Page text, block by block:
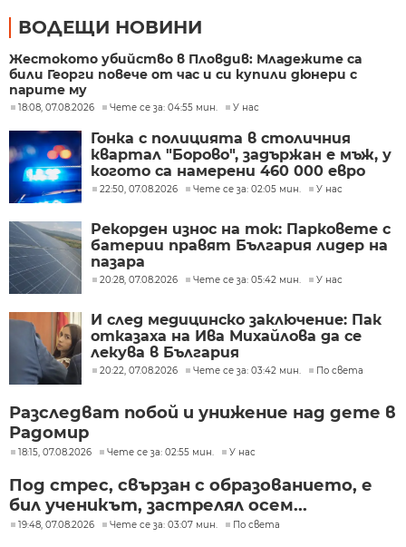
ВОДЕЩИ НОВИНИ
Жестокото убийство в Пловдив: Младежите са
били Георги повече от час и си купили дюнери с
парите му
18:08, 07.08.2026 Чете се за: 04:55 мин. У нас
Гонка с полицията в столичния
квартал "Борово", задържан е мъж, у
когото са намерени 460 000 евро
22:50, 07.08.2026 Чете се за: 02:05 мин. У нас
Рекорден износ на ток: Парковете с
батерии правят България лидер на
пазара
20:28, 07.08.2026 Чете се за: 05:42 мин. У нас
И след медицинско заключение: Пак
отказаха на Ива Михайлова да се
лекува в България
20:22, 07.08.2026 Чете се за: 03:42 мин. По света
Разследват побой и унижение над дете в
Радомир
18:15, 07.08.2026 Чете се за: 02:55 мин. У нас
Под стрес, свързан с образованието, е
бил ученикът, застрелял осем...
19:48, 07.08.2026 Чете се за: 03:07 мин. По света